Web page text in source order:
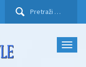
Pretraži: